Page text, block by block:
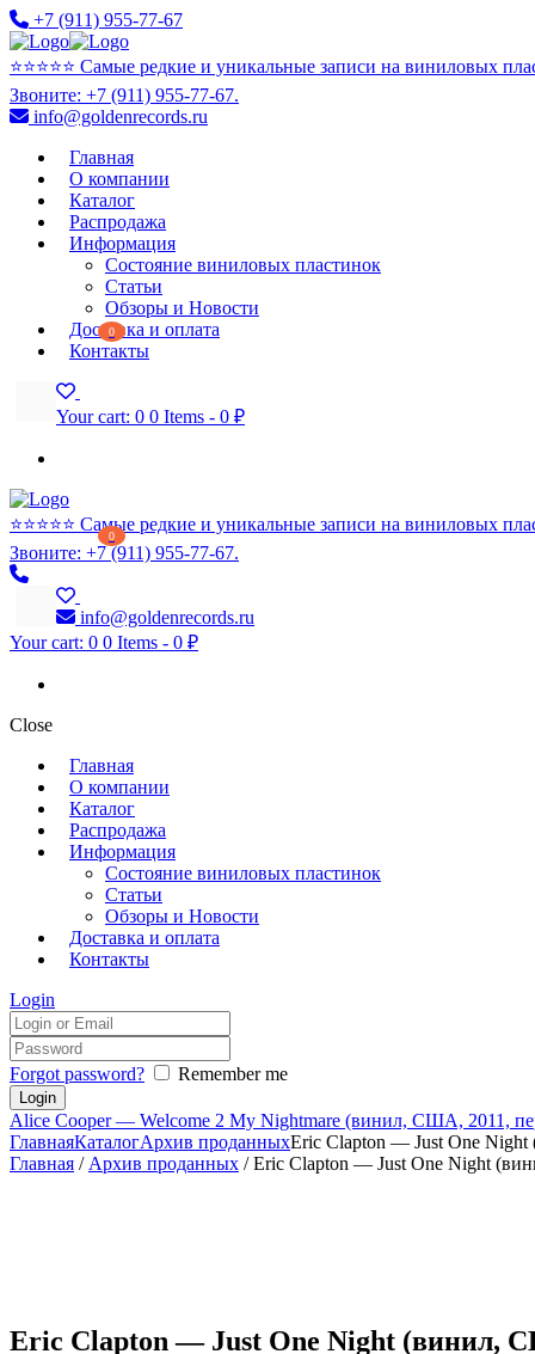
+7 (911) 955-77-67
⭐️⭐️⭐️⭐️⭐️ Самые редкие и уникальные записи на виниловых
Звоните: +7 (911) 955-77-67.
info@goldenrecords.ru
Главная
О компании
Каталог
Распродажа
Информация
Состояние виниловых пластинок
Статьи
Обзоры и Новости
Доставка и оплата
Контакты
0
Your cart: 0 0 Items - 0 ₽
⭐️⭐️⭐️⭐️⭐️ Самые редкие и уникальные записи на виниловых
Звоните: +7 (911) 955-77-67.
0
info@goldenrecords.ru
Your cart: 0 0 Items - 0 ₽
Close
Главная
О компании
Каталог
Распродажа
Информация
Состояние виниловых пластинок
Статьи
Обзоры и Новости
Доставка и оплата
Контакты
Login
Forgot password? Remember me
Alice Cooper — Welcome 2 My Nightmare (винил, США, 2011,
ГлавнаяКаталогАрхив проданныхEric Clapton — Just One Night
Главная / Архив проданных / Eric Clapton — Just One Night
Eric Clapton — Just One Night (винил,